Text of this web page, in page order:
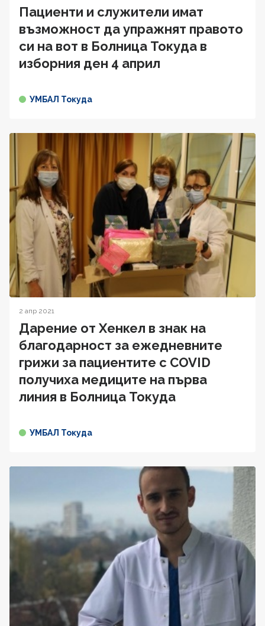
Пациенти и служители имат
възможност да упражнят правото
си на вот в Болница Токуда в
изборния ден 4 април
УМБАЛ Токуда
2 апр 2021
Дарение от Хенкел в знак на
благодарност за ежедневните
грижи за пациентите с COVID
получиха медиците на първа
линия в Болница Токуда
УМБАЛ Токуда